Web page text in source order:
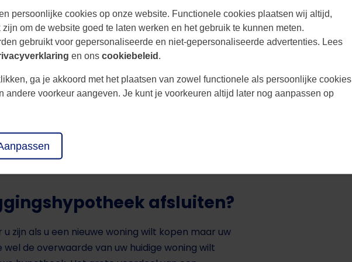
elk moment kosteloos aflossen.
hypotheek vorm waardoor u alleen
hypotheek. Dit komt doordat de bank
de overbruggingshypotheek niet
een opslag bovenop de reguliere
is afgelost vervalt de renteopslag en
afsluiten?
zijn als u een nieuwe woning wilt kopen maar uw
de overwaarde van uw huidige woning wilt
persoonlijke cookies op onze website. Functionele cookies plaatsen wij altijd,
om de website goed te laten werken en het gebruik te kunnen meten.
gebruikt voor gepersonaliseerde en niet-gepersonaliseerde advertenties. Lees
en ons cookiebeleid
ga je akkoord met het plaatsen van zowel functionele als persoonlijke cookies.
andere voorkeur aangeven. Je kunt je voorkeuren altijd later nog aanpassen op